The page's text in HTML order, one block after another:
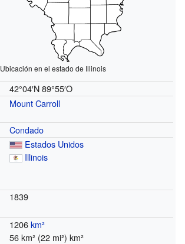
Ubicación en el estado de Illinois
42°04′N 89°55′O
Mount Carroll
Condado
Estados Unidos
Illinois
1839
1206km²
56 km² (22 mi²) km²